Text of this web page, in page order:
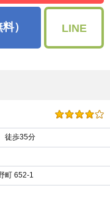
） LINE
徒歩35分
町 652-1